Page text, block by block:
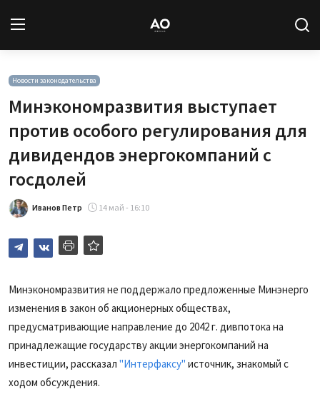
Вход
Статьи
Авторы
База знаний
Подписка
Новости законодательства
Минэкономразвития выступает
против особого регулирования для
дивидендов энергокомпаний с
госдолей
Иванов Петр 14 май - 16:10
Минэкономразвития не поддержало предложенные Минэнерго
изменения в закон об акционерных обществах,
предусматривающие направление до 2042 г. дивпотока на
принадлежащие государству акции энергокомпаний на
инвестиции, рассказал "Интерфаксу" источник, знакомый с
ходом обсуждения.